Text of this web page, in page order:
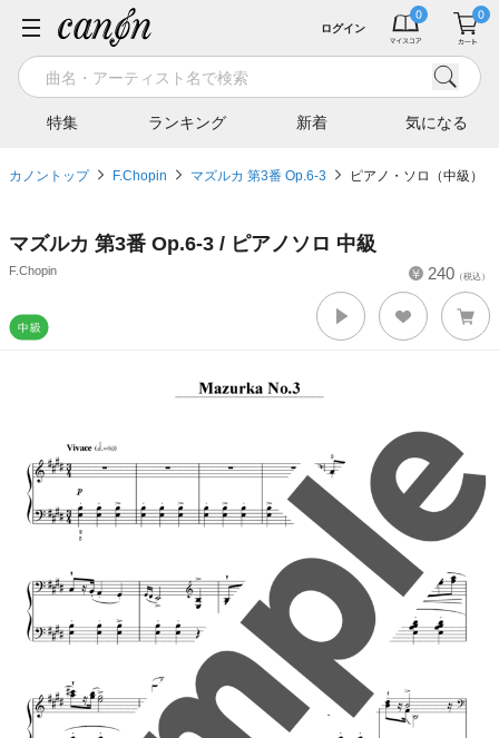
特集 ランキング 新着 気になる
ログイン
カノントップ F.Chopin マズルカ 第3番 Op.6-3 ピアノ・ソロ（中級）
マズルカ 第3番 Op.6-3 / ピアノソロ 中級
F.Chopin 240 （税込）